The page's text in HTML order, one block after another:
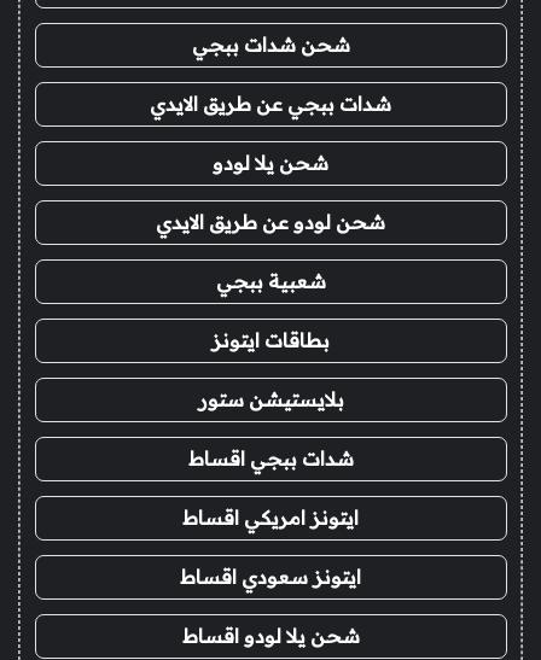
شحن شدات ببجي
شدات ببجي عن طريق الايدي
شحن يلا لودو
شحن لودو عن طريق الايدي
شعبية ببجي
بطاقات ايتونز
بلايستيشن ستور
شدات ببجي اقساط
ايتونز امريكي اقساط
ايتونز سعودي اقساط
شحن يلا لودو اقساط